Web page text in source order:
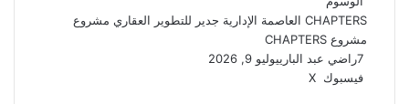
CHAPTERS العاصمة الإدارية جدير للتطوير العقاري مشروع
مشروع CHAPTERS
راضي عبد البارييوليو 9, 2026
فيسبوك ‫X